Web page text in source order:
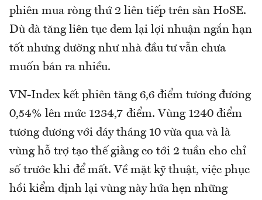
phiên mua ròng thứ 2 liên tiếp trên sàn HoSE.
Dù đà tăng liên tục đem lại lợi nhuận ngắn hạn
tốt nhưng dường như nhà đầu tư vẫn chưa
muốn bán ra nhiều.
VN-Index kết phiên tăng 6,6 điểm tương đương
0,54% lên mức 1234,7 điểm. Vùng 1240 điểm
tương đương với đáy tháng 10 vừa qua và là
vùng hỗ trợ tạo thế giằng co tới 2 tuần cho chỉ
số trước khi để mất. Về mặt kỹ thuật, việc phục
hồi kiểm định lại vùng này hứa hẹn những